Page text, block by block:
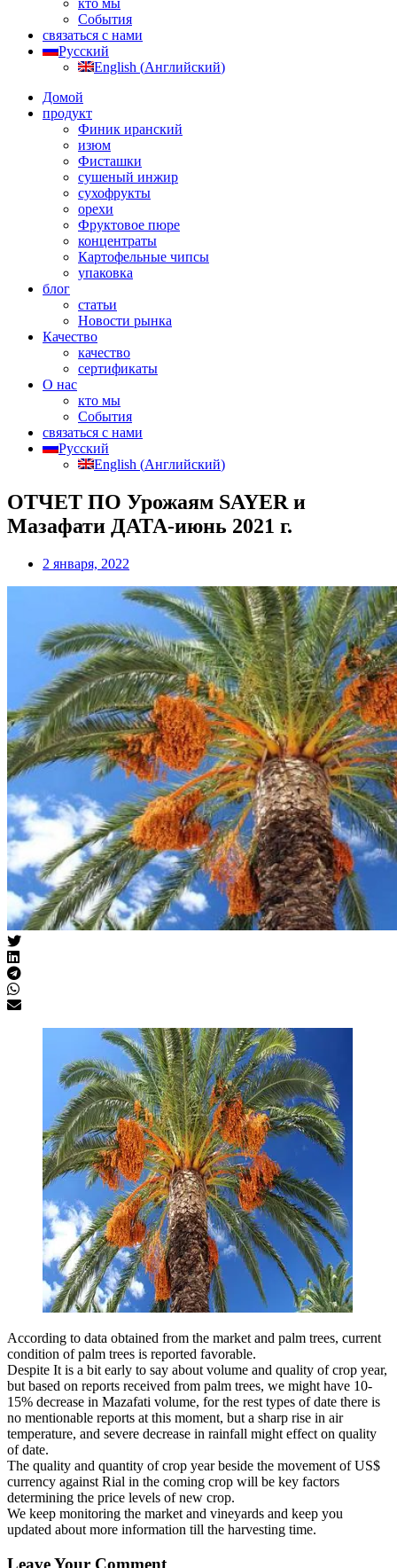
кто мы
События
связаться с нами
Русский
English (Английский)
Домой
продукт
Финик иранский
изюм
Фисташки
сушеный инжир
сухофрукты
орехи
Фруктовое пюре
концентраты
Картофельные чипсы
упаковка
блог
статьи
Новости рынка
Качество
качество
сертификаты
О нас
кто мы
События
связаться с нами
Русский
English (Английский)
ОТЧЕТ ПО Урожаям SAYER и
Мазафати ДАТА-июнь 2021 г.
2 января, 2022
According to data obtained from the market and palm trees, current
condition of palm trees is reported favorable.
Despite It is a bit early to say about volume and quality of crop year,
but based on reports received from palm trees, we might have 10-
15% decrease in Mazafati volume, for the rest types of date there is
no mentionable reports at this moment, but a sharp rise in air
temperature, and severe decrease in rainfall might effect on quality
of date.
The quality and quantity of crop year beside the movement of US$
currency against Rial in the coming crop will be key factors
determining the price levels of new crop.
We keep monitoring the market and vineyards and keep you
updated about more information till the harvesting time.
Leave Your Comment